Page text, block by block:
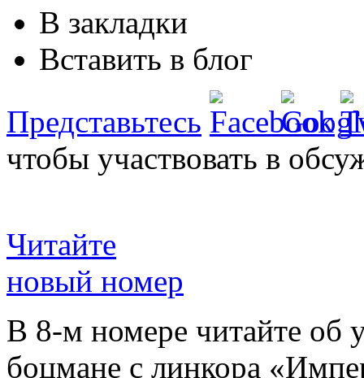
В закладки
Вставить в блог
Представьтесь
чтобы участвовать в
Читайте
новый номер
В 8-м номере читайте об
боцмане с линкора